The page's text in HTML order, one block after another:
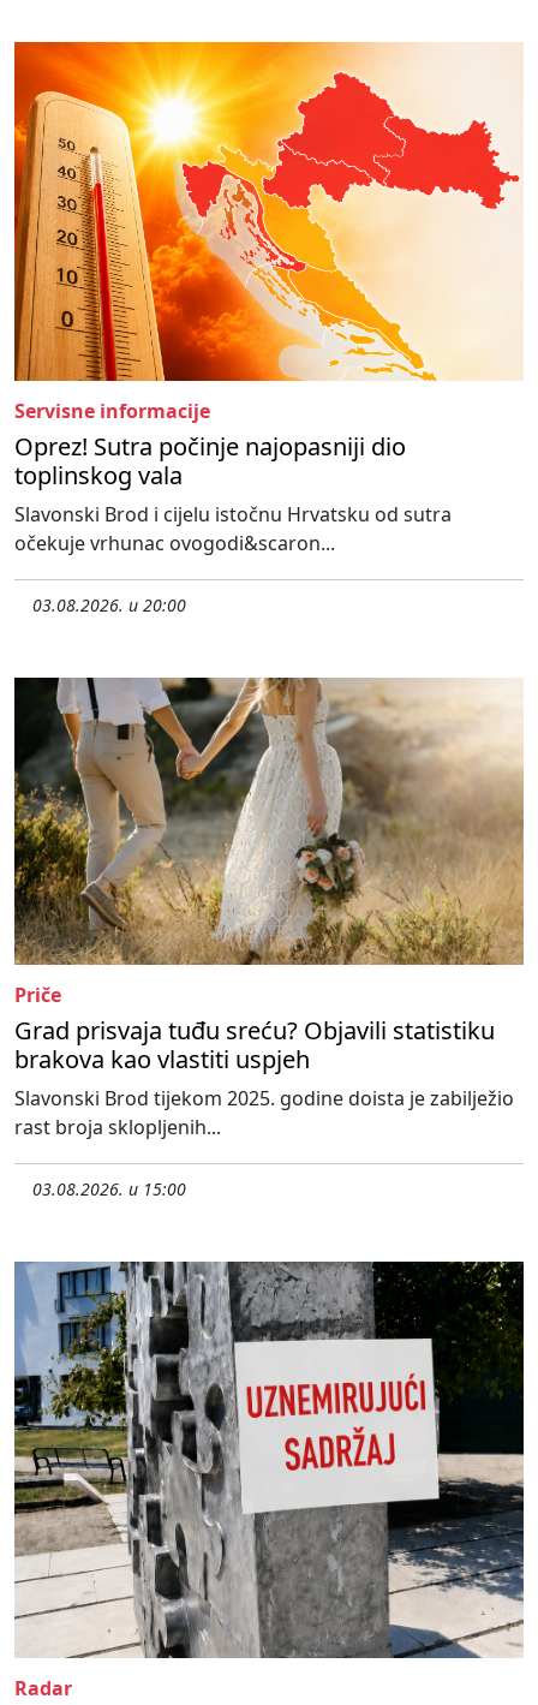
Servisne informacije
Oprez! Sutra počinje najopasniji dio
toplinskog vala
Slavonski Brod i cijelu istočnu Hrvatsku od sutra
očekuje vrhunac ovogodi&scaron...
03.08.2026. u 20:00
Priče
Grad prisvaja tuđu sreću? Objavili statistiku
brakova kao vlastiti uspjeh
Slavonski Brod tijekom 2025. godine doista je zabilježio
rast broja sklopljenih...
03.08.2026. u 15:00
Radar